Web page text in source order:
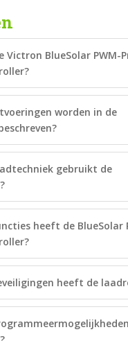
Victron BlueSolar PWM-
worden in de
gebruikt de
heeft de BlueSolar
heeft de